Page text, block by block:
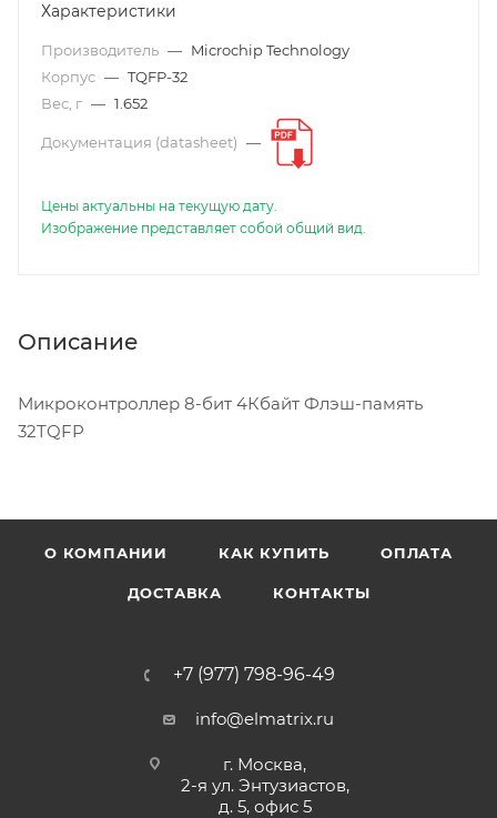
Характеристики
Производитель — Microchip Technology
Корпус — TQFP-32
Вес, г — 1.652
Документация (datasheet) —
Цены актуальны на текущую дату.
Изображение представляет собой общий вид.
Описание
Микроконтроллер 8-бит 4Кбайт Флэш-память
32TQFP
О КОМПАНИИ КАК КУПИТЬ ОПЛАТА
ДОСТАВКА КОНТАКТЫ
+7 (977) 798-96-49
info@elmatrix.ru
г. Москва,
2-я ул. Энтузиастов,
д. 5, офис 5